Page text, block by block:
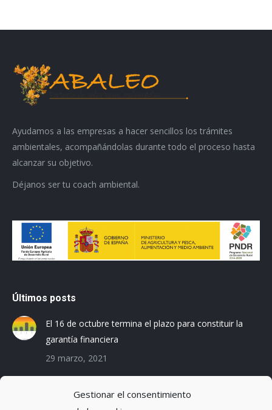
Gestionar el consentimiento
Ayudamos a las empresas a hacer sencillos los trámites
ambientales, acompañándolas durante todo el proceso hasta
alcanzar su objetivo.
Déjanos ser tu coach ambiental.
Últimos posts
El 16 de octubre termina el plazo para constituir la
garantía financiera
29 marzo, 2021
de la Huella de Carbono